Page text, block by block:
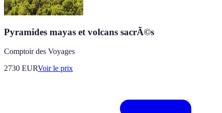
Pyramides mayas et volcans sacrÃ©s
Comptoir des Voyages
2730 EURVoir le prix